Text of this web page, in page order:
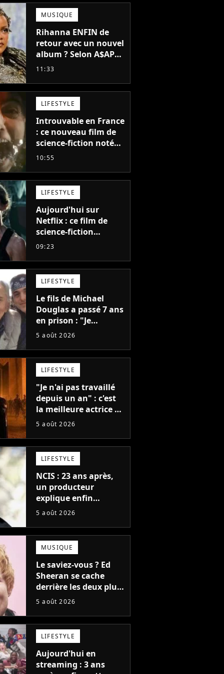
MUSIQUE
Rihanna ENFIN de
retour avec un nouvel
album ? Selon A$AP
Rocky, "c'est du
11:33
LIFESTYLE
Introuvable en France
: ce nouveau film de
science-fiction noté
55% est décrit comme
l'année"
10:55
LIFESTYLE
Aujourd'hui sur
Netflix : ce film de
science-fiction
totalement oublié est
meilleurs des années
2010
09:23
LIFESTYLE
Le fils de Michael
Douglas a passé 7 ans
en prison : "Je
distribuais des joints
5 août 2026
LIFESTYLE
"Je n'ai pas travaillé
depuis un an" : c'est
la meilleure actrice de
L'Odyssée, mais
donner de rôle au
cinéma
5 août 2026
LIFESTYLE
NCIS : 23 ans après,
un producteur
explique enfin
l'origine de l'idée la
(et on ne parle pas du
bateau)
5 août 2026
MUSIQUE
Le saviez-vous ? Ed
Sheeran se cache
derrière les deux plus
gros tubes du
5 août 2026
LIFESTYLE
Aujourd'hui en
streaming : 3 ans